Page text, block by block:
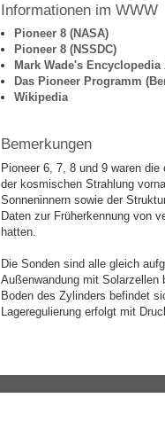
Informationen im WWW
Pioneer 8 (NASA)
Pioneer 8 (NSSDC)
Mark Wade's
Das Pioneer Programm
Wikipedia
Bemerkungen
Pioneer 6, 7, 8 und 9 waren
der kosmischen Strahlung
Sonneninnern sowie der
Daten zur Früherkennung von
hatten.
Die Sonden sind alle gleich
Außenwandung mit
Boden des Zylinders befindet
Lageregulierung erfolgt mit